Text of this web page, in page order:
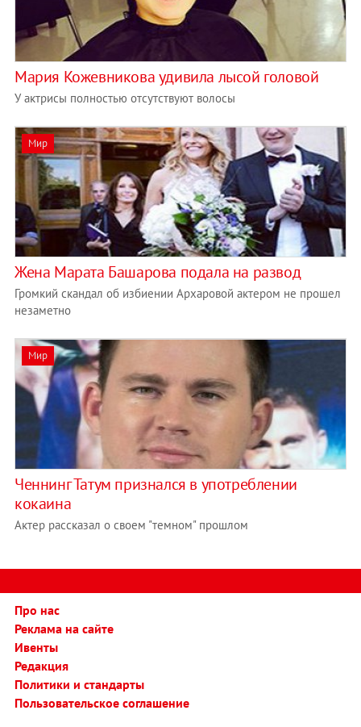
Мария Кожевникова удивила лысой головой
У актрисы полностью отсутствуют волосы
Мир
Жена Марата Башарова подала на развод
Громкий скандал об избиении Архаровой актером не прошел
незаметно
Мир
Ченнинг Татум признался в употреблении
кокаина
Актер рассказал о своем "темном" прошлом
Про нас
Реклама на сайте
Ивенты
Редакция
Политики и стандарты
Пользовательское соглашение